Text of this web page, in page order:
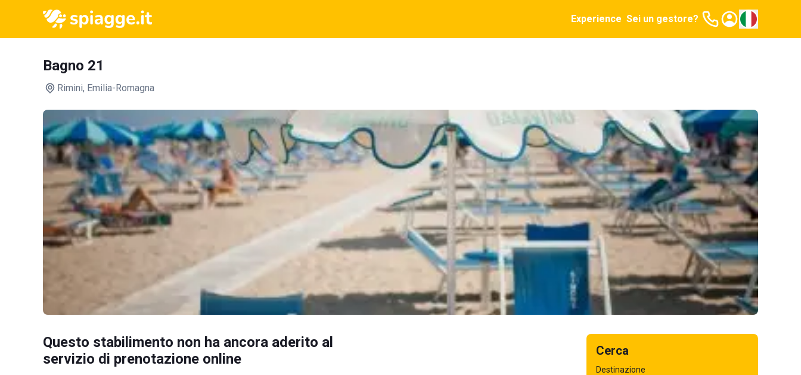
Experience Sei un gestore?
Bagno 21
Rimini, Emilia-Romagna
Questo stabilimento non ha ancora aderito al
servizio di prenotazione online
Cerca
Destinazione